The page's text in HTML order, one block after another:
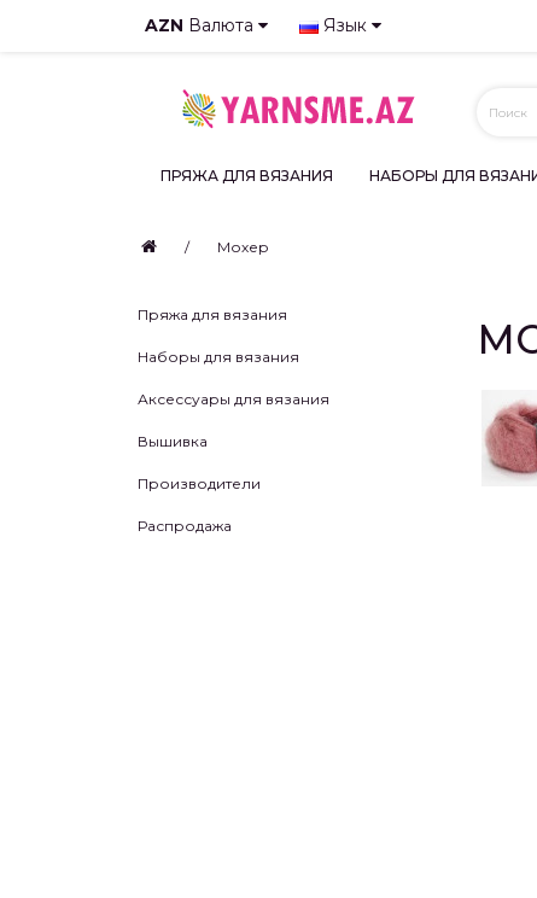
AZN Валюта Язык
ПРЯЖА ДЛЯ ВЯЗАНИЯ НАБОРЫ ДЛЯ
Мохер
Пряжа для вязания
Наборы для вязания
Аксессуары для вязания
Вышивка
Производители
Распродажа